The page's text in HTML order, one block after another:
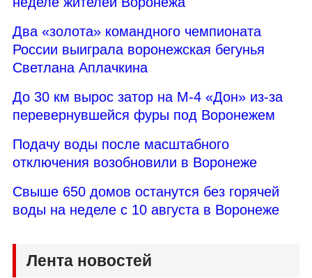
Два «золота» командного чемпионата
России выиграла воронежская бегунья
Светлана Аплачкина
До 30 км вырос затор на М-4 «Дон» из-за
перевернувшейся фуры под Воронежем
Подачу воды после масштабного
отключения возобновили в Воронеже
Свыше 650 домов останутся без горячей
воды на неделе с 10 августа в Воронеже
Лента новостей